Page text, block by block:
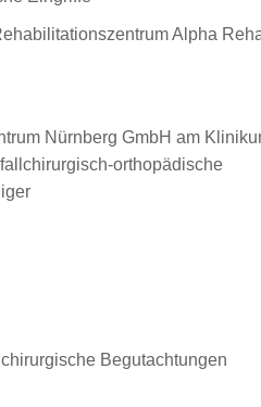
Alpha
Nürnberg GmbH am
orthopädische
Begutachtungen